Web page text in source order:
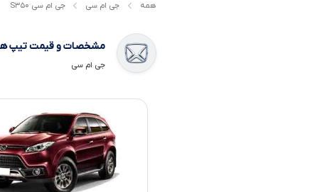
همه جی ام سی جی ام سی S۳۵۰
مشخصات و قیمت تیپ
جی ام سی